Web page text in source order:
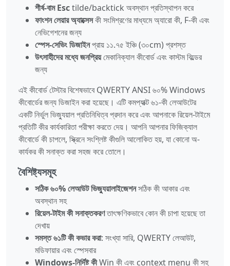
শীর্ষ-বাম Esctilde/backtick অবস্থান প্রতিস্থাপন করে
ফাংশন লেয়ার অ্যাক্সেসকী সংমিশ্রণের মাধ্যমে অ্যারো কী, F-কী এবং
নেভিগেশনের জন্য
স্পেস-সেভিং ডিজাইনপ্রায় ১১.৭৫ ইঞ্চি (৩০cm) প্রশস্ত
উৎসাহীদের মধ্যে জনপ্রিয়মেকানিক্যাল কীবোর্ড এবং কাস্টম বিল্ডের
জন্য
এই কীবোর্ড টেস্টার বিশেষভাবে QWERTY ANSI ৬০% Windows
কীবোর্ডের জন্য ডিজাইন করা হয়েছে। এটি কমপ্যাক্ট ৬১-কী লেআউটের
একটি নির্ভুল ভিজ্যুয়াল প্রতিনিধিত্ব প্রদান করে এবং আপনাকে রিয়েল-টাইমে
প্রতিটি কীর কার্যকারিতা পরীক্ষা করতে দেয়। আপনি আপনার ফিজিক্যাল
কীবোর্ডে কী চাপলে, স্ক্রিনে সংশ্লিষ্ট কীগুলি আলোকিত হয়, যা কোনো অ-
কার্যকর কী সনাক্ত করা সহজ করে তোলে।
বৈশিষ্ট্যসমূহ
সঠিক ৬০% লেআউট ভিজ্যুয়ালাইজেশনসঠিক কী আকার এবং
অবস্থান সহ
রিয়েল-টাইম কী সনাক্তকরণতাৎক্ষণিকভাবে কোন কী চাপা হয়েছে তা
দেখায়
সমস্ত ৬১টি কী কভার করা: সংখ্যা সারি, QWERTY লেআউট,
মডিফায়ার এবং স্পেসবার
Windows-নির্দিষ্ট কীWin কী এবং context menu কী সহ